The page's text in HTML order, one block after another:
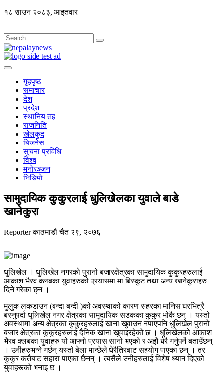
१८ साउन २०८३, आइतवार
गृहपृष्ठ
समाचार
देश
प्रदेश
स्थानिय तह
राजनिति
खेलकुद
बिजनेस
सुचना प्रविधि
विश्व
मनाेरञ्जन
भिडियाे
सामुदायिक कुकुरलाई धुलिखेलका युवाले बाडे
खानेकुरा
Reporterकाठमाडौंचैत २९, २०७६
धुलिखेल । धुलिखेल नगरको पुरानो बजारक्षेत्रका सामुदायिक कुकुरहरुलाई
आकाश भैरव क्लबका युवाहरुको प्रयासमा मा बिस्कुट तथा अन्य खानेकुराहरु
दिने गरेका छ्न ।
मुलुक लकडाउन (बन्दा बन्दी )को अवस्थाको कारण सहरका मानिस घरभित्रै
बस्नुपर्दा धुलिखेल नगर क्षेत्रका सामुदायिक सडकका कुकुर भोकै छन् । यस्तो
अवस्थामा अन्य क्षेत्रका कुकुरहरुलाई खाना खुवाउन नपाएपनि धुलिखेल पुरानो
बजार क्षेत्रका कुकुरहरुलाई दैनिक खाना खुवाइरहेको छ । धुलिखेलको आकाश
भैरव क्लबका युवाहरु यो आफ्नो प्रयास सानो भएको र अझै धेरै गर्नुपर्ने बताउँछन्
। उनीहरुभन्ने गर्छन् यस्तो बेला मान्छेले धेरैतिरबाट सहयोग पाएका छन् । तर
कुकुर कतैबाट सहारा पाएका छैनन् । त्यसैले उनीहरुलाई विशेष ध्यान दिएको
युवाहरूको भनाइ छ ।